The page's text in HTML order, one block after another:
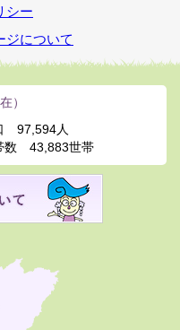
シー
ジについて
）
97,594人
数
43,883世帯